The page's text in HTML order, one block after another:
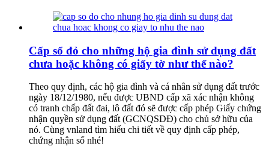
Cấp sổ đỏ cho những hộ gia đình sử dụng đất
chưa hoặc không có giấy tờ như thế nào?
Theo quy định, các hộ gia đình và cá nhân sử dụng đất trước
ngày 18/12/1980, nếu được UBND cấp xã xác nhận không
có tranh chấp đất đai, lô đất đó sẽ được cấp phép Giấy chứng
nhận quyền sử dụng đất (GCNQSDĐ) cho chủ sở hữu của
nó. Cùng vnland tìm hiểu chi tiết về quy định cấp phép,
chứng nhận sổ nhé!